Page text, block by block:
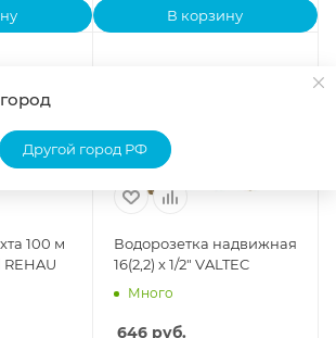
В корзину
REHAU
Водорозетка надвижная
16(2,2) х 1/2" VALTEC
Много
646руб.
Другой город РФ